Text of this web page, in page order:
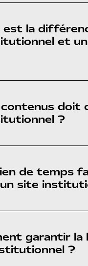
est la
et
doit
?
de temps
site
garantir la
?